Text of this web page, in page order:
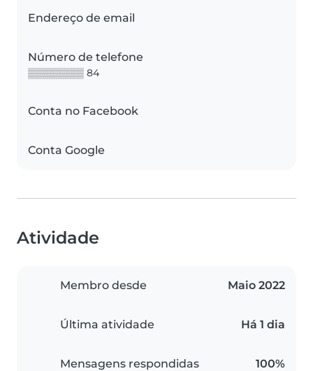
Endereço de email
Número de telefone
▒▒▒▒▒▒▒▒ 84
Conta no Facebook
Conta Google
Atividade
Membro desde Maio 2022
Última atividade Há 1 dia
Mensagens respondidas 100%